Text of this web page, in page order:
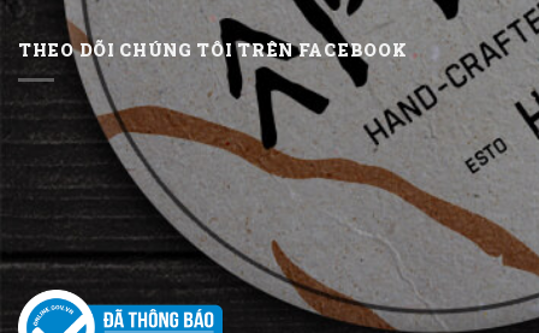
THEO DÕI CHÚNG TÔI TRÊN FACEBOOK